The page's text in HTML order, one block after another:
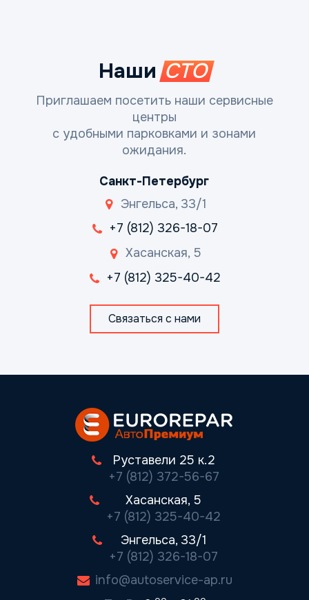
Наши СТО
Приглашаем посетить наши сервисные
центры
с удобными парковками и зонами
ожидания.
Санкт-Петербург
Энгельса, 33/1
+7 (812) 326-18-07
Хасанская, 5
+7 (812) 325-40-42
Связаться с нами
Руставели 25 к.2
+7 (812) 372-56-67
Хасанская, 5
+7 (812) 325-40-42
Энгельса, 33/1
+7 (812) 326-18-07
info@autoservice-ap.ru